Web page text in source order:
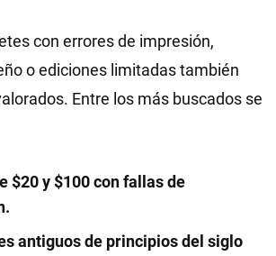
con errores de impresión,
o ediciones limitadas también
Entre los más buscados se
$20 y $100 con fallas de
antiguos de principios del siglo